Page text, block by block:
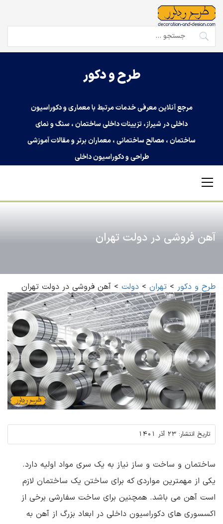
Skip
content
جستجو
برای:
طرح و دکور
مرجع آنلاین معرفی خدمات مرتبط با معماری و دکوراسیون
داخلی در شیراز، تزیینات داخلی ساختمان ، سنگ و نمای
ساختمان ، مصالح ساختمانی ، معماران برتر و مقالات آموزشی
طراحی و دکوراسیون داخلی
آهن فروشی در دولت تهران
طرح و دکور > تهران > دولت > آهن فروشی در دولت تهران
تاریخ انتشار: 23 آذر 1401
ساختمان و ساخت و ساز نیاز به یک سری مواد اولیه دارد.
یکی از مهمترین مواردی که برای ساختن یک ساختمان لازم
است آهن می باشد. همچنین برای ساخت سفارشی برخی از
اکسسوری های دکوراسیون داخلی در ابعاد بزرگ از آهن به